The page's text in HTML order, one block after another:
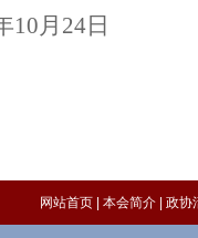
10月24日
网站首页 本会简介 政协